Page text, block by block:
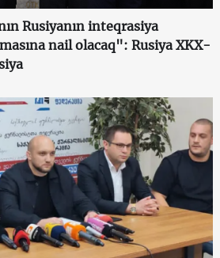
Rusiyanın inteqrasiya
nail olacaq": Rusiya XKX-